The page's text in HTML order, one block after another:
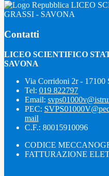
LICEO
GRASSI - SAVONA
Contatti
LICEO SCIENTIFICO
SAVONA
Via Corridoni 2r - 17100
Tel: 019 822797
Email:
PEC:
mail
C.F.: 80015910096
CODICE
FATTURAZIONE